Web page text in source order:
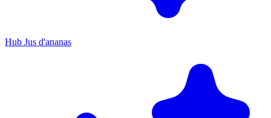
Hub Jus d'ananas